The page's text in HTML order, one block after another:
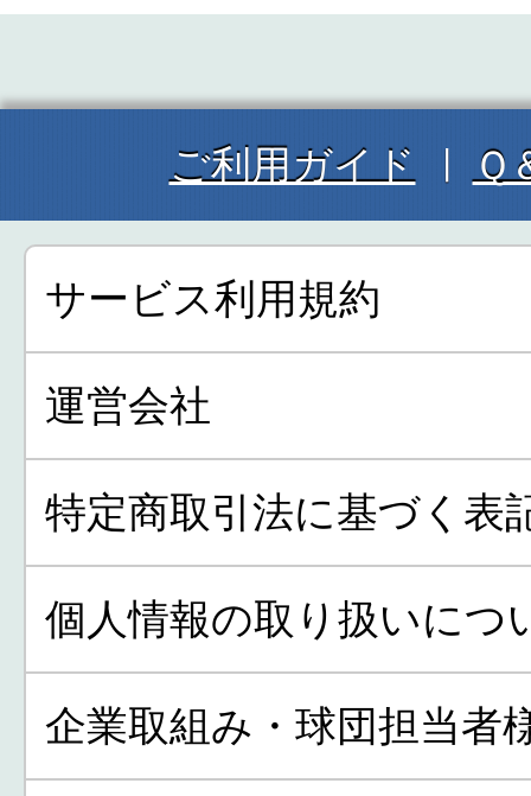
ご利用ガイド Ｑ
サービス利用規約
運営会社
特定商取引法に基づく表
個人情報の取り扱いにつ
企業取組み・球団担当者